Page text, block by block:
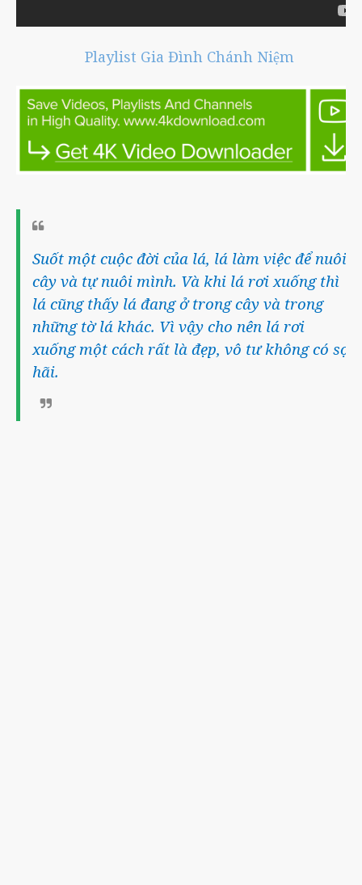
Playlist Gia Đình Chánh Niệm
Suốt một cuộc đời của lá, lá làm việc để nuôi
cây và tự nuôi mình. Và khi lá rơi xuống thì
lá cũng thấy lá đang ở trong cây và trong
những tờ lá khác. Vì vậy cho nên lá rơi
xuống một cách rất là đẹp, vô tư không có sợ
hãi.